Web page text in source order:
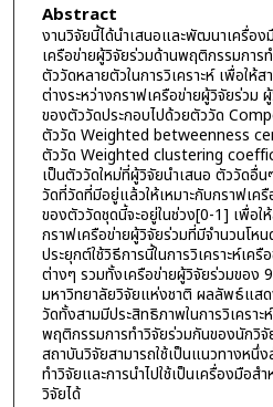
Abstract
งานวิจัยนี้ได้นำเสนอและพัฒนาเครื่อง
เครือข่ายผู้วิจัยร่วมด้านพฤติกรรมการ
ตัววัดหลายตัวในการวิเคราะห์ เพื่อให้
ต่างระหว่างกราฟเครือข่ายผู้วิจัยร่วม
ของตัววัดประกอบไปด้วยตัววัด
ตัววัด Weighted betweenness
ตัววัด Weighted clustering
เป็นตัววัดใหม่ที่ผู้วิจัยนำเสนอ ตัววัดอื่
วัดที่วัดที่มีอยู่แล้วให้เหมาะกับกราฟเค
ของตัววัดชุดนี้จะอยู่ในช่วง[0-1] เพื่อใ
กราฟเครือข่ายผู้วิจัยร่วมที่มีจำนวนโห
ประยุกต์ใช้วิธีการนี้ในการวิเคราะห์เค
ต่างๆ รวมทั้งเครือข่ายผู้วิจัยร่วมของ
มหาวิทยาลัยวิจัยแห่งชาติ ผลลัพธ์แสด
วัดทั้งสามมีประสิทธิภาพในการวิเครา
พฤติกรรมการทำวิจัยร่วมกันของนักวิ
สถาบันวิจัยสามารถใช้เป็นแนวทางหนึ่
ทำวิจัยและการนำไปใช้เป็นเครื่องมือ
วิจัยได้